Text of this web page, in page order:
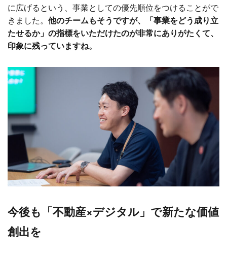
に広げるという、事業としての優先順位をつけることがで
きました。 他のチームもそうですが、「事業をどう成り立
たせるか」の指標をいただけたのが非常にありがたくて、
印象に残っていますね。
今後も「不動産×デジタル」で新たな価値
創出を